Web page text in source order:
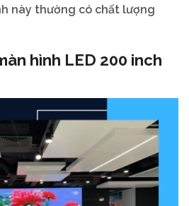
này thường có chất lượng
hình LED 200 inch